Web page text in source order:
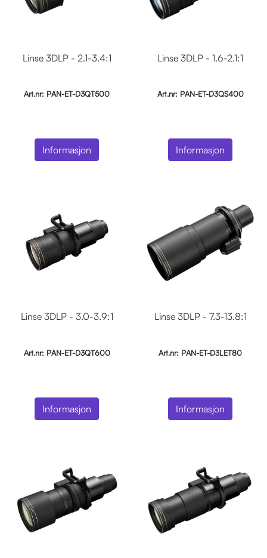
Linse 3DLP - 2.1-3.4:1
Art.nr: PAN-ET-D3QT500
Informasjon
Linse 3DLP - 1.6-2.1:1
Art.nr: PAN-ET-D3QS400
Informasjon
Linse 3DLP - 3.0-3.9:1
Art.nr: PAN-ET-D3QT600
Informasjon
Linse 3DLP - 7.3-13.8:1
Art.nr: PAN-ET-D3LET80
Informasjon